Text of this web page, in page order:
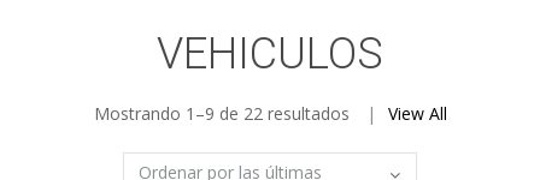
VEHICULOS
Mostrando 1–9 de 22 resultadosSorted
by
View All